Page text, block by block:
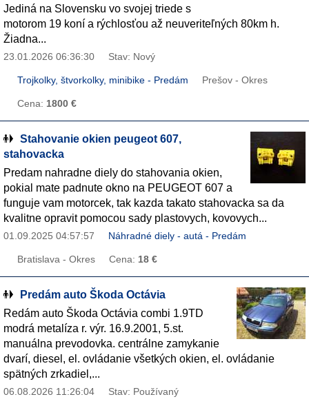
Jediná na Slovensku vo svojej triede s
motorom 19 koní a rýchlosťou až neuveriteľných 80km h.
Žiadna...
23.01.2026 06:36:30 Stav: Nový
Trojkolky, štvorkolky, minibike - Predám Prešov - Okres
Cena: 1800 €
Stahovanie okien peugeot 607,
stahovacka
Predam nahradne diely do stahovania okien,
pokial mate padnute okno na PEUGEOT 607 a
funguje vam motorcek, tak kazda takato stahovacka sa da
kvalitne opravit pomocou sady plastovych, kovovych...
01.09.2025 04:57:57 Náhradné diely - autá - Predám
Bratislava - Okres Cena: 18 €
Predám auto Škoda Octávia
Redám auto Škoda Octávia combi 1.9TD
modrá metalíza r. výr. 16.9.2001, 5.st.
manuálna prevodovka. centrálne zamykanie
dvarí, diesel, el. ovládanie všetkých okien, el. ovládanie
spätných zrkadiel,...
06.08.2026 11:26:04 Stav: Používaný